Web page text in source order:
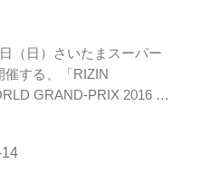
（日）さいたまスーパー
催する、「RIZIN
GRAND-PRIX 2016 無
の通り お台場フジテレビ本
んなの夢大陸マイナビス